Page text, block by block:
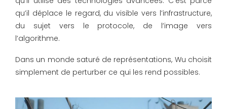
qu’il déplace le regard, du visible vers l’infrastructure,
du sujet vers le protocole, de l’image vers
l’algorithme.
Dans un monde saturé de représentations, Wu choisit
simplement de perturber ce qui les rend possibles.